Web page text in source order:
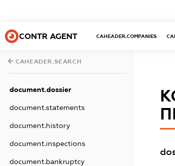
CONTR AGENT CAHEADER.COMPANIES
CAHEADER.SEARCH
document.dossier
document.statements
document.history
document.inspections
document.bankruptcy